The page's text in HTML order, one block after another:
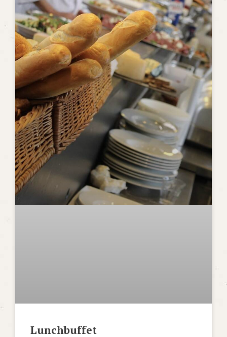
Lunchbuffet